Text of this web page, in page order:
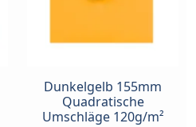
Dunkelgelb 155mm
Quadratische
Umschläge 120g/m²